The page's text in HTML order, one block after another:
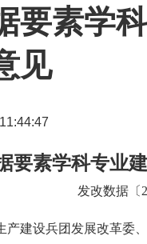
要素学
见
要素学科专业
发改数据〔
产建设兵团发展改革委